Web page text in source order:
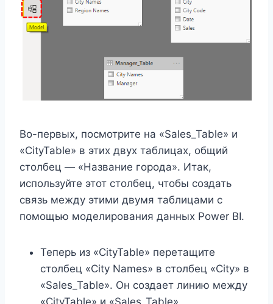
Во-первых, посмотрите на «Sales_Table» и
«CityTable» в этих двух таблицах, общий
столбец — «Название города». Итак,
используйте этот столбец, чтобы создать
связь между этими двумя таблицами с
помощью моделирования данных Power BI.
Теперь из «CityTable» перетащите
столбец «City Names» в столбец «City» в
«Sales_Table». Он создает линию между
«CityTable» и «Sales_Table».